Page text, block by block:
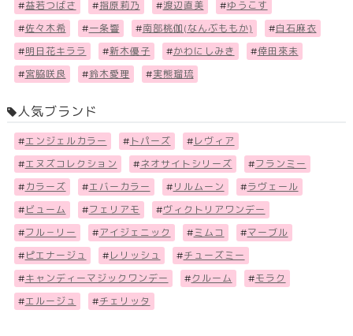
#益若つばさ #指原莉乃 #渡辺直美 #ゆうこす
#佐々木希 #一条響 #南部桃伽(なんぶももか) #白石麻衣
#明日花キララ #新木優子 #かわにしみき #倖田來未
#宮脇咲良 #鈴木愛理 #実熊瑠琉
人気ブランド
#エンジェルカラー # トパーズ # レヴィア
#エヌズコレクション #ネオサイトシリーズ #フランミー
# カラーズ #エバーカラー # リルムーン #ラヴェール
# ビューム #フェリアモ #ヴィクトリアワンデー
#フル－リー #アイジェニック # ミムコ #マーブル
# ピエナージュ # レリッシュ #チューズミー
#キャンディーマジックワンデー #クルーム #モラク
#エルージュ #チェリッタ